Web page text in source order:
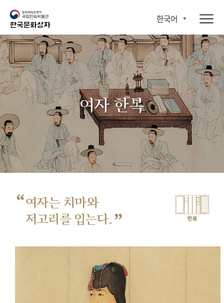
한국어
여자 한복
“여자는 치마와
저고리를 입는다. ” 한복